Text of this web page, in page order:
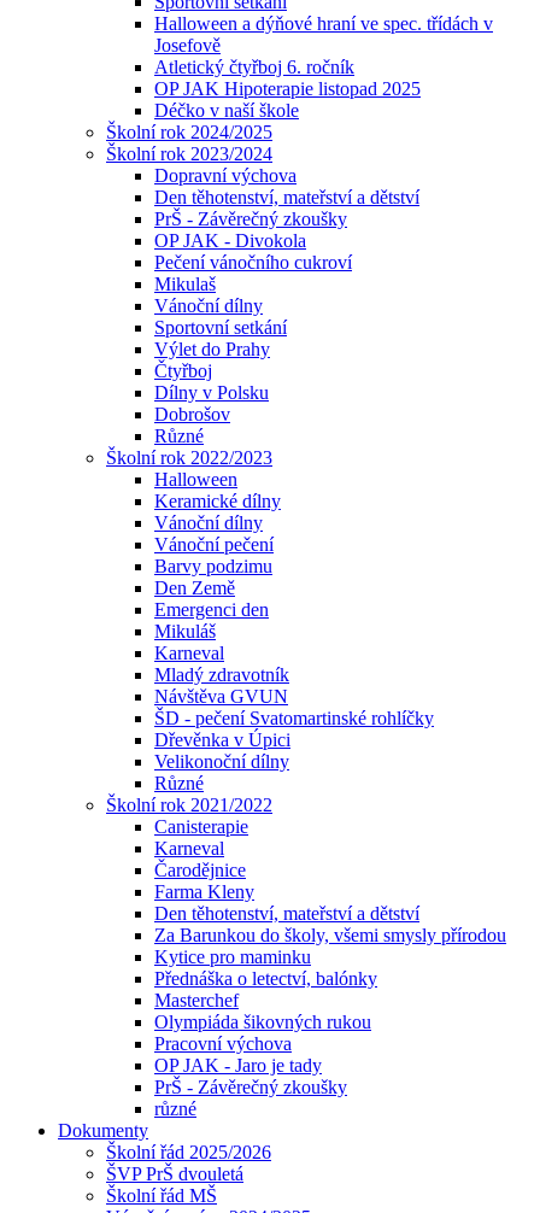
Halloween a dýňové hraní ve spec. třídách v
Josefově
Atletický čtyřboj 6. ročník
OP JAK Hipoterapie listopad 2025
Déčko v naší škole
Školní rok 2024/2025
Školní rok 2023/2024
Dopravní výchova
Den těhotenství, mateřství a dětství
PrŠ - Závěrečný zkoušky
OP JAK - Divokola
Pečení vánočního cukroví
Mikulaš
Vánoční dílny
Sportovní setkání
Výlet do Prahy
Čtyřboj
Dílny v Polsku
Dobrošov
Různé
Školní rok 2022/2023
Halloween
Keramické dílny
Vánoční dílny
Vánoční pečení
Barvy podzimu
Den Země
Emergenci den
Mikuláš
Karneval
Mladý zdravotník
Návštěva GVUN
ŠD - pečení Svatomartinské rohlíčky
Dřevěnka v Úpici
Velikonoční dílny
Různé
Školní rok 2021/2022
Canisterapie
Karneval
Čarodějnice
Farma Kleny
Den těhotenství, mateřství a dětství
Za Barunkou do školy, všemi smysly přírodou
Kytice pro maminku
Přednáška o letectví, balónky
Masterchef
Olympiáda šikovných rukou
Pracovní výchova
OP JAK - Jaro je tady
PrŠ - Závěrečný zkoušky
různé
Dokumenty
Školní řád 2025/2026
ŠVP PrŠ dvouletá
Školní řád MŠ